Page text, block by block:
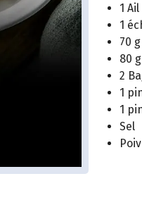
1 Ail
1
70
80
2
1
1
Sel